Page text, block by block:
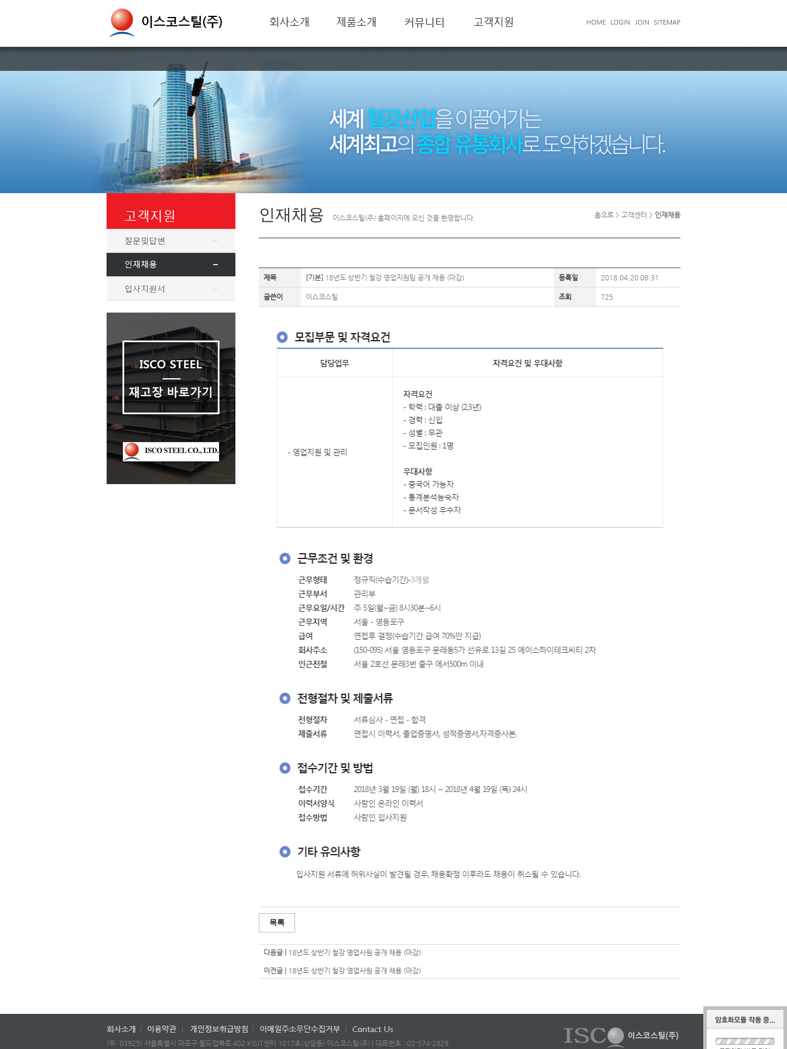
인재채용 이스코스틸(주) 홈페이지에 오신 것을 환영합니다. 홈으로 > 고객센터 > 인재채용
제목 [기본] 18년도 상반기 철강 영업지원팀 공개 채용 (마감) 등록일 2018.04.20 08:31
글쓴이 이스코스틸 조회 725
목록
다음글 | 18년도 상반기 철강 영업사원 공개 채용 (마감)
이전글 | 18년도 상반기 철강 영업사원 공개 채용 (마감)
(우: 03925) 서울특별시 마포구 월드컵북로 402 KGIT센터 1017호(상암동) 이스코스틸(주) | 대표번호 : 02-574-2829